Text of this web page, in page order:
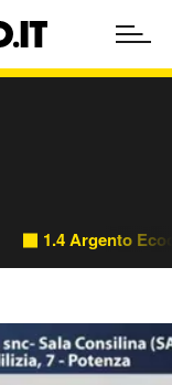
1.4 Argento